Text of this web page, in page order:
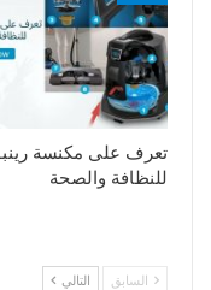
تعرف على مكنسة
للنظافة والصحة
السابق التالي